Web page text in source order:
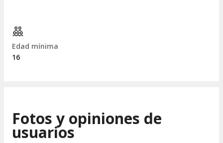
Edad mínima
16
Fotos y opiniones de
usuarios